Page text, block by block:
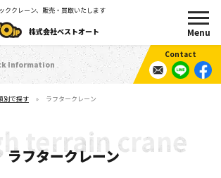
ククレーン、販売・買取いたします
株式会社ベストオート
Information
別で探す ラフタークレーン
ラフタークレーン